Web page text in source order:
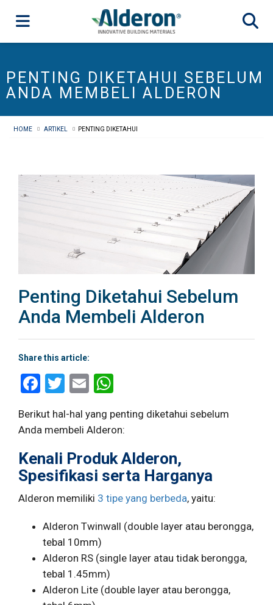
PENTING DIKETAHUI SEBELUM
ANDA MEMBELI ALDERON
HOME ARTIKEL PENTING DIKETAHUI
Penting Diketahui Sebelum
Anda Membeli Alderon
Share this article:
Facebook
Twitter
Email
Berikut hal-hal yang penting diketahui sebelum
Anda membeli Alderon:
Kenali Produk Alderon,
Spesifikasi serta Harganya
Alderon memiliki 3 tipe yang berbeda, yaitu:
Alderon Twinwall (double layer atau berongga,
tebal 10mm)
Alderon RS (single layer atau tidak berongga,
tebal 1.45mm)
Alderon Lite (double layer atau berongga,